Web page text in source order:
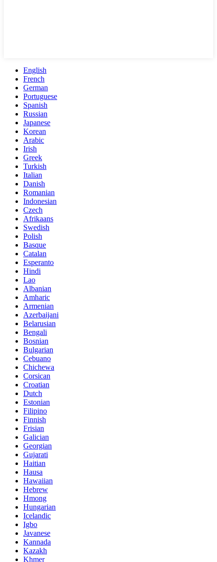
English
French
German
Portuguese
Spanish
Russian
Japanese
Korean
Arabic
Irish
Greek
Turkish
Italian
Danish
Romanian
Indonesian
Czech
Afrikaans
Swedish
Polish
Basque
Catalan
Esperanto
Hindi
Lao
Albanian
Amharic
Armenian
Azerbaijani
Belarusian
Bengali
Bosnian
Bulgarian
Cebuano
Chichewa
Corsican
Croatian
Dutch
Estonian
Filipino
Finnish
Frisian
Galician
Georgian
Gujarati
Haitian
Hausa
Hawaiian
Hebrew
Hmong
Hungarian
Icelandic
Igbo
Javanese
Kannada
Kazakh
Khmer